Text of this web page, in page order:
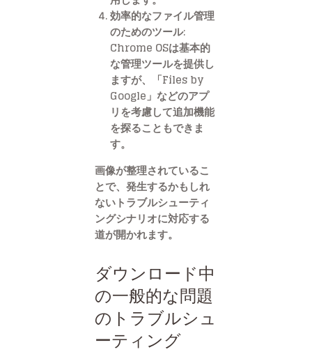
効率的なファイル管理
のためのツール:
Chrome OSは基本的
な管理ツールを提供し
ますが、「Files by
Google」などのアプ
リを考慮して追加機能
を探ることもできま
す。
画像が整理されているこ
とで、発生するかもしれ
ないトラブルシューティ
ングシナリオに対応する
道が開かれます。
ダウンロード中
の一般的な問題
のトラブルシュ
ーティング